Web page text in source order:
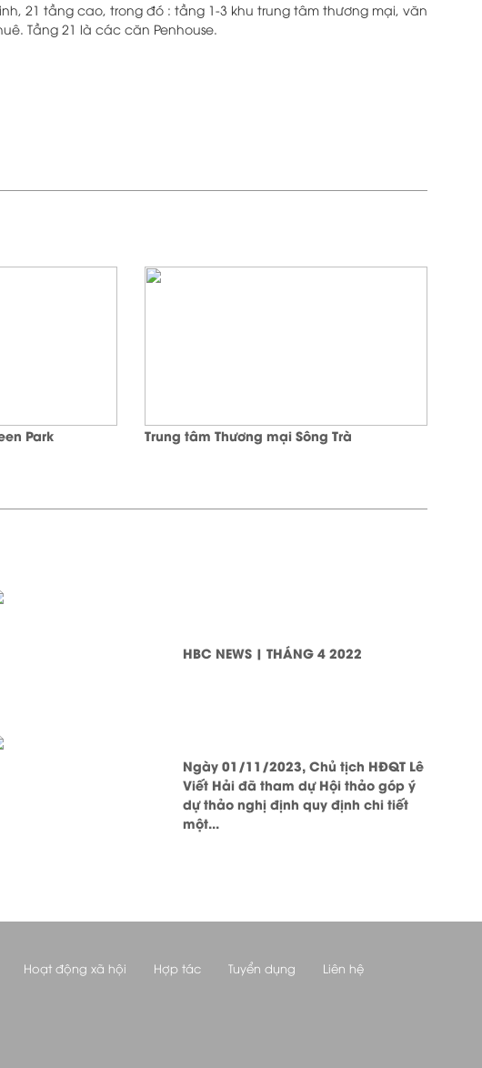
21 tầng cao, trong đó : tầng 1-3 khu trung tâm thương mại, văn
Tầng 21 là các căn Penhouse.
Park Trung tâm Thương mại Sông Trà
HBC NEWS | THÁNG 4 2022
Ngày 01/11/2023, Chủ tịch HĐQT Lê
Viết Hải đã tham dự Hội thảo góp ý
dự thảo nghị định quy định chi tiết
một...
Hoạt động xã hội Hợp tác Tuyển dụng Liên hệ